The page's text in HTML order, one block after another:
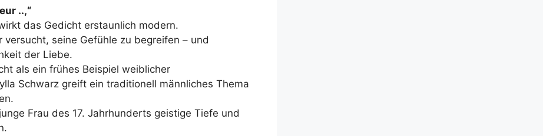
..,“
das Gedicht erstaunlich modern.
versucht, seine Gefühle zu begreifen – und
der Liebe.
als ein frühes Beispiel weiblicher
Schwarz greift ein traditionell männliches Thema
Frau des 17. Jahrhunderts geistige Tiefe und